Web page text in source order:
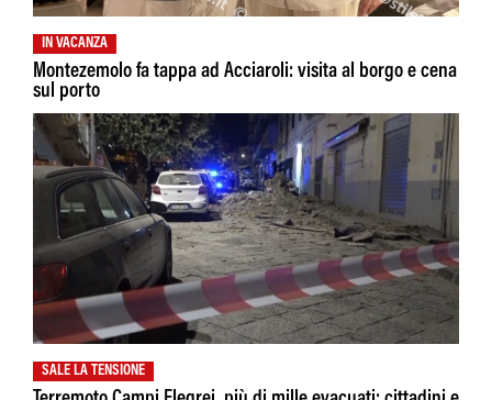
IN VACANZA
Montezemolo fa tappa ad Acciaroli: visita al borgo e cena
sul porto
SALE LA TENSIONE